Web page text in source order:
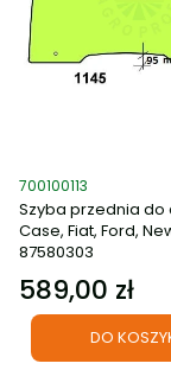
Kod produktu
700100113
Szyba przednia do
Case, Fiat, Ford,
87580303
Cena
589,00 zł
DO